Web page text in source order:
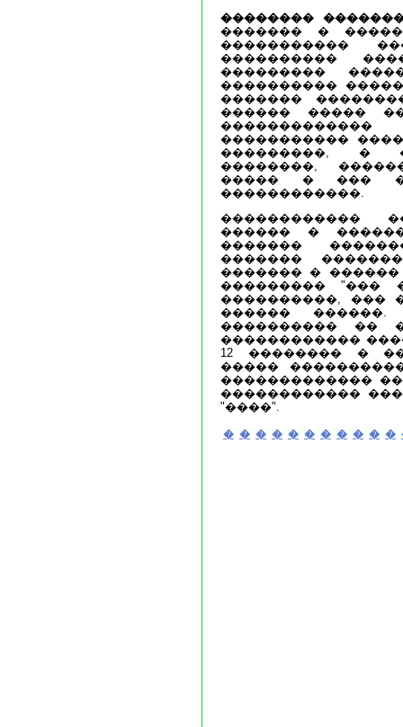
��������
������� �
�����������
����������
���������
����������
�������
������ �����
�������������
�����������
���������, �
��������,
����� � ���
������������.
������������
������ �
�������
�������
������� �
���������
����������, ���
������
���������� ��
������������
12 �������� �
�����
�������������
������������
"����".
� � � � � � � � � � �